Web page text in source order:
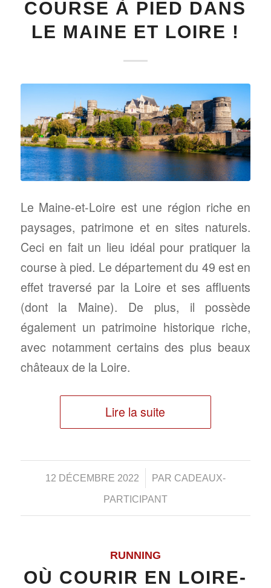
COURSE À PIED DANS
LE MAINE ET LOIRE !
Le Maine-et-Loire est une région riche en
paysages, patrimone et en sites naturels.
Ceci en fait un lieu idéal pour pratiquer la
course à pied. Le département du 49 est en
effet traversé par la Loire et ses affluents
(dont la Maine). De plus, il possède
également un patrimoine historique riche,
avec notamment certains des plus beaux
châteaux de la Loire.
Lire la suite
12 DÉCEMBRE 2022
/ PAR CADEAUX-
PARTICIPANT
RUNNING
OÙ COURIR EN LOIRE-